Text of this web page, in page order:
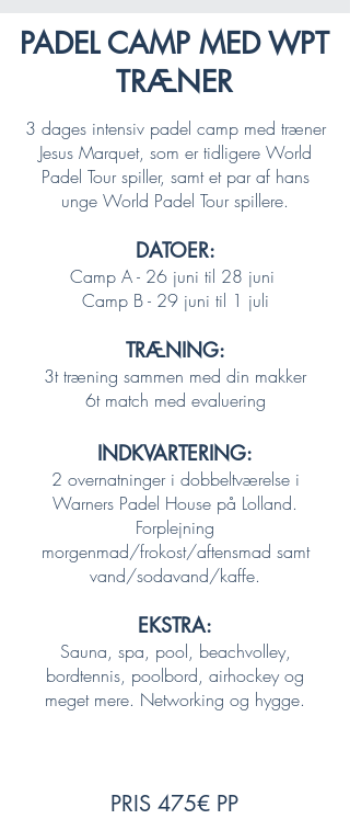
PADEL CAMP MED WPT
TRÆNER
3 dages intensiv padel camp med træner
Jesus Marquet, som er tidligere World
Padel Tour spiller, samt et par af hans
unge World Padel Tour spillere.
DATOER:
Camp A - 26 juni til 28 juni
Camp B - 29 juni til 1 juli
TRÆNING:
3t træning sammen med din makker
6t match med evaluering
INDKVARTERING:
2 overnatninger i dobbeltværelse i
Warners Padel House på Lolland.
Forplejning
morgenmad/frokost/aftensmad samt
vand/sodavand/kaffe.
EKSTRA:
Sauna, spa, pool, beachvolley,
bordtennis, poolbord, airhockey og
meget mere. Networking og hygge.
PRIS 475€ PP